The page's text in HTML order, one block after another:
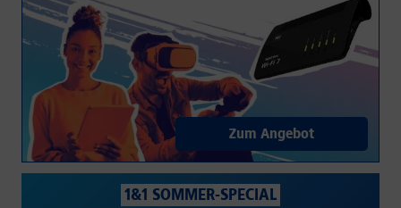
Zum Angebot
1&1 SOMMER-SPECIAL